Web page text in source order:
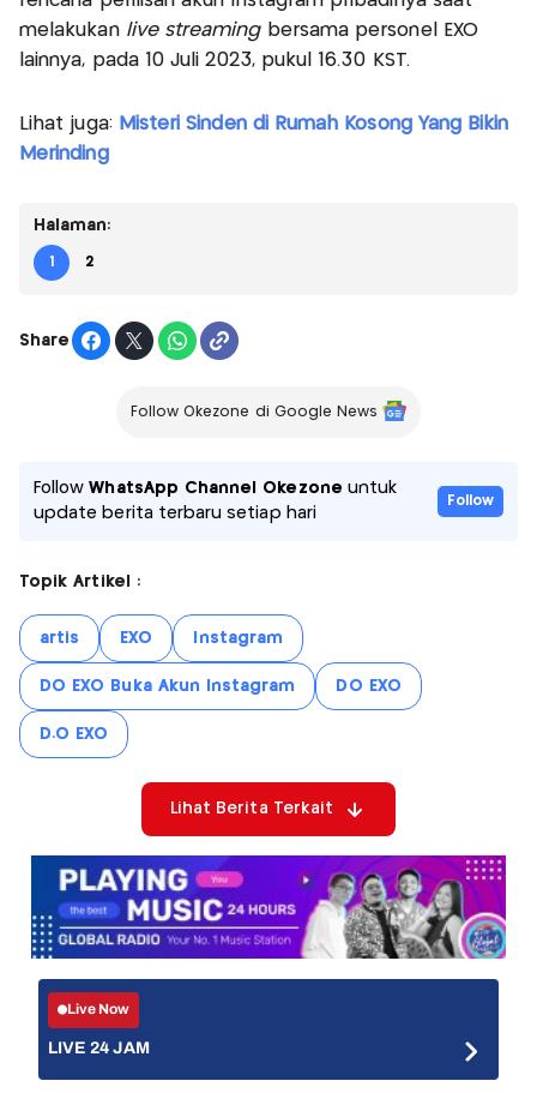
melakukan live streamingbersama personel EXO
lainnya, pada 10 Juli 2023, pukul 16.30 KST.
Lihat juga: Misteri Sinden di Rumah Kosong Yang Bikin
Merinding
Halaman:
1 2
Share
Follow Okezone di Google News
FollowWhatsApp Channel Okezone untuk
update berita terbaru setiap hari
Follow
Topik Artikel :
artis EXO Instagram
DO EXO Buka Akun Instagram DO EXO
D.O EXO
Lihat Berita Terkait
Live Now
LIVE 24 JAM